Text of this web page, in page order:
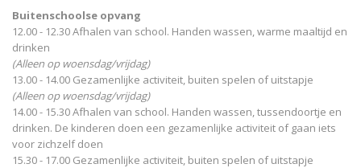
Buitenschoolse opvang
12.00 - 12.30 Afhalen van school. Handen wassen, warme maaltijd en
drinken
(Alleen op woensdag/vrijdag)
13.00 - 14.00 Gezamenlijke activiteit, buiten spelen of uitstapje
(Alleen op woensdag/vrijdag)
14.00 - 15.30 Afhalen van school. Handen wassen, tussendoortje en
drinken. De kinderen doen een gezamenlijke activiteit of gaan iets
voor zichzelf doen
15.30 - 17.00 Gezamenlijke activiteit, buiten spelen of uitstapje